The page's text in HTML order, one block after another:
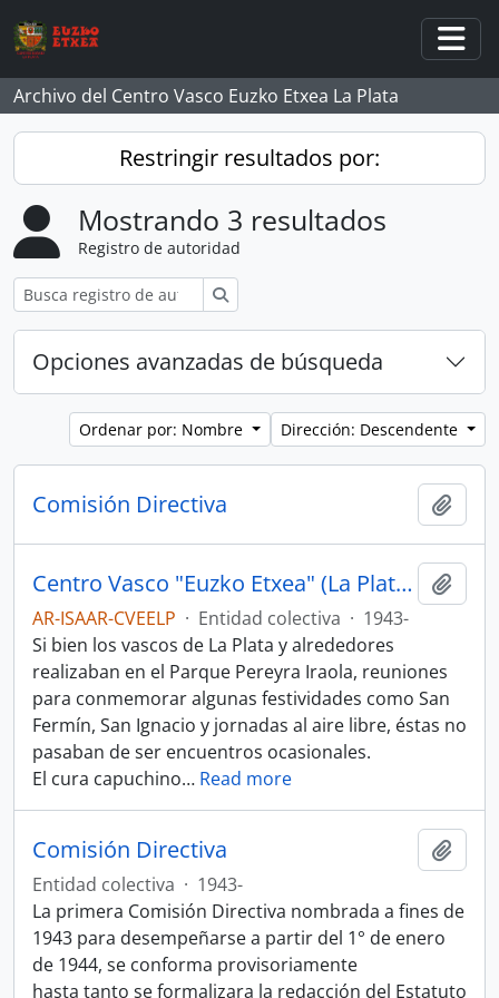
Skip to main content
Archivo del Centro Vasco Euzko Etxea La Plata
Restringir resultados por:
Mostrando 3 resultados
Registro de autoridad
Opciones avanzadas de búsqueda
Ordenar por: Nombre Dirección: Descendente
Comisión Directiva
Centro Vasco "Euzko Etxea" (La Plata, Argentina)
AR-ISAAR-CVEELP · Entidad colectiva · 1943-
Si bien los vascos de La Plata y alrededores
realizaban en el Parque Pereyra Iraola, reuniones
para conmemorar algunas festividades como San
Fermín, San Ignacio y jornadas al aire libre, éstas no
pasaban de ser encuentros ocasionales.
El cura capuchino… Read more
Comisión Directiva
Entidad colectiva · 1943-
La primera Comisión Directiva nombrada a fines de
1943 para desempeñarse a partir del 1° de enero
de 1944, se conforma provisoriamente
hasta tanto se formalizara la redacción del Estatuto